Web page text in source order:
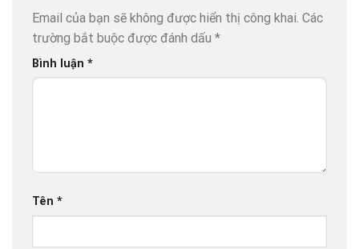
Email của bạn sẽ không được hiển thị công khai. Các
trường bắt buộc được đánh dấu *
Bình luận *
Tên *